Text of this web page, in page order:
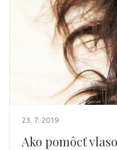
23. 7. 2019
Ako pomôcť